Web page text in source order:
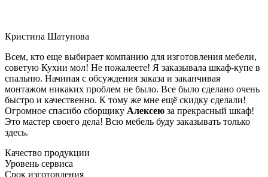
Кристина Шатунова
Всем, кто еще выбирает компанию для изготовления мебели,
советую Кухни мол! Не пожалеете! Я заказывала шкаф-купе в
спальню. Начиная с обсуждения заказа и заканчивая
монтажом никаких проблем не было. Все было сделано очень
быстро и качественно. К тому же мне ещё скидку сделали!
Огромное спасибо сборщику Алексею за прекрасный шкаф!
Это мастер своего дела! Всю мебель буду заказывать только
здесь.
Качество продукции
Уровень сервиса
Срок изготовления